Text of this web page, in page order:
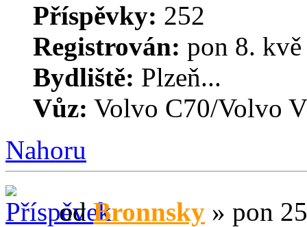
Příspěvky: 252
Registrován: pon 8.
Bydliště: Plzeň...
Vůz: Volvo C70/Volvo
Nahoru
odBronnsky » pon